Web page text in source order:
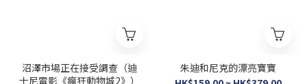
沼澤市場正在接受調查（迪
士尼電影《瘋狂動物城2》）
朱迪和尼克的漂亮寶寶